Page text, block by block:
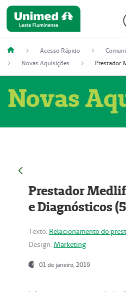
Acesso Rápido
Novas Aquisições
Novas
Prestador
e Diagnósticos
Texto: Relacionamento do
Design: Marketing
01 de janeiro, 2019